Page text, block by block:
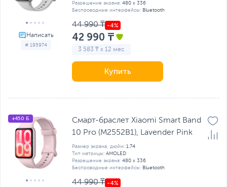
# 195974
Разрешение экрана: 480 x 336
Беспроводные интерфейсы: Bluetooth
44 990 ₸
42 990 ₸
3 583 ₸ x 12 мес
Купить
+450 Б
Смарт-браслет Xiaomi Smart Band
10 Pro (M2552B1), Lavender Pink
Размер экрана, дюйм: 1.74
Тип матрицы: AMOLED
Разрешение экрана: 480 x 336
Беспроводные интерфейсы: Bluetooth
44 990 ₸